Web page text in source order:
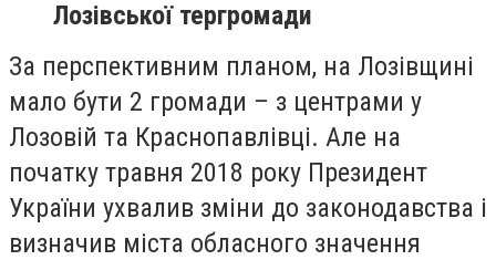
Лозівської тергромади
За перспективним планом, на Лозівщині
мало бути 2 громади – з центрами у
Лозовій та Краснопавлівці. Але на
початку травня 2018 року Президент
України ухвалив зміни до законодавства і
визначив міста обласного значення